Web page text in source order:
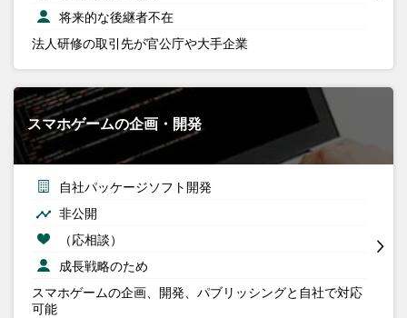
将来的な後継者不在
法人研修の取引先が官公庁や大手企業
スマホゲームの企画・開発
自社パッケージソフト開発
非公開
（応相談）
成長戦略のため
スマホゲームの企画、開発、パブリッシングと自社で対応
可能